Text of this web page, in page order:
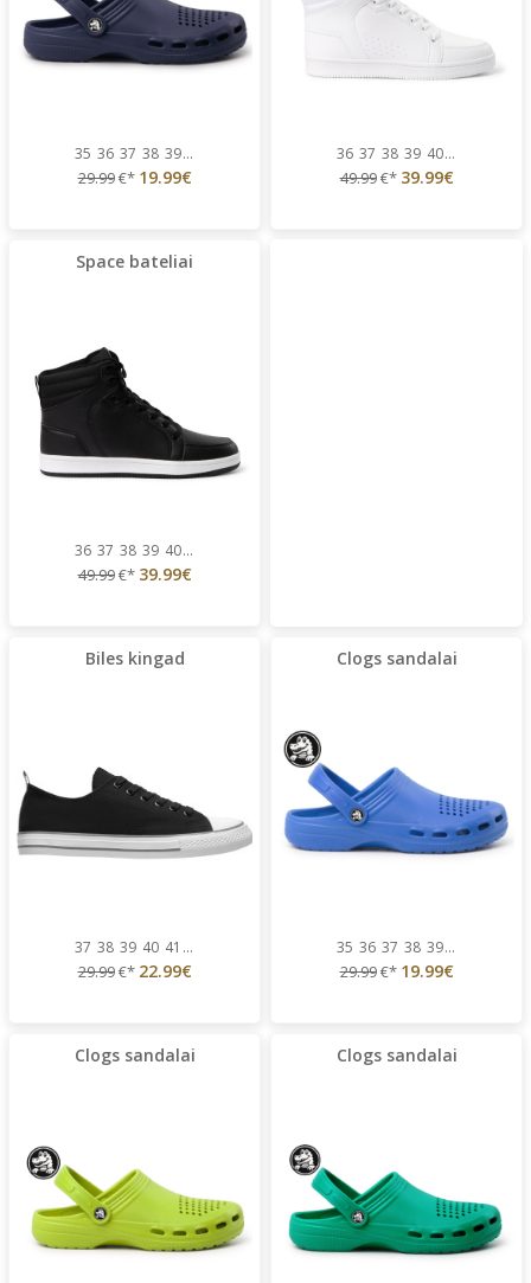
35 36 37 38 39...
29.99€* 19.99€
36 37 38 39 40...
49.99€* 39.99€
Space bateliai
36 37 38 39 40...
49.99€* 39.99€
Biles kingad
37 38 39 40 41 ...
29.99€* 22.99€
Clogs sandalai
35 36 37 38 39...
29.99€* 19.99€
Clogs sandalai Clogs sandalai